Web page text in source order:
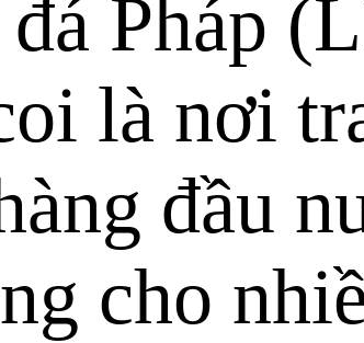
Pháp
là nơi
đầu
cho